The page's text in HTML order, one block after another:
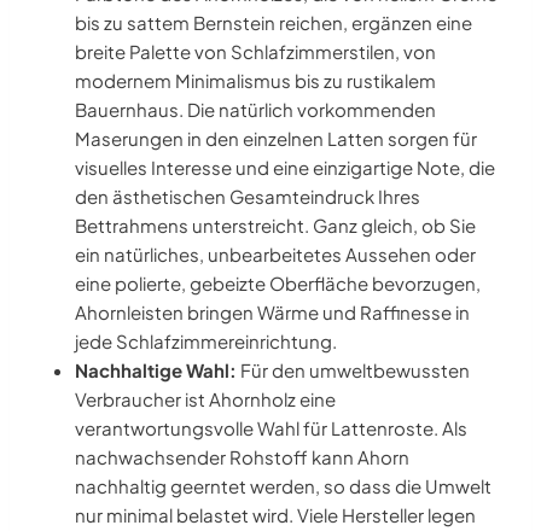
bis zu sattem Bernstein reichen, ergänzen eine
breite Palette von Schlafzimmerstilen, von
modernem Minimalismus bis zu rustikalem
Bauernhaus. Die natürlich vorkommenden
Maserungen in den einzelnen Latten sorgen für
visuelles Interesse und eine einzigartige Note, die
den ästhetischen Gesamteindruck Ihres
Bettrahmens unterstreicht. Ganz gleich, ob Sie
ein natürliches, unbearbeitetes Aussehen oder
eine polierte, gebeizte Oberfläche bevorzugen,
Ahornleisten bringen Wärme und Raffinesse in
jede Schlafzimmereinrichtung.
Nachhaltige Wahl: Für den umweltbewussten
Verbraucher ist Ahornholz eine
verantwortungsvolle Wahl für Lattenroste. Als
nachwachsender Rohstoff kann Ahorn
nachhaltig geerntet werden, so dass die Umwelt
nur minimal belastet wird. Viele Hersteller legen